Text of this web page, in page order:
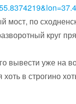
мост, по
круг
вывести уже на
в строгино